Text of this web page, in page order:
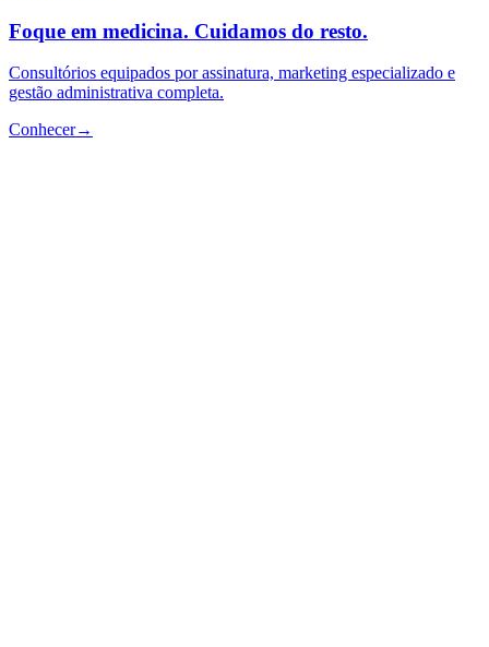
Foque em medicina. Cuidamos do resto.
Consultórios equipados por assinatura, marketing especializado e
gestão administrativa completa.
Conhecer→